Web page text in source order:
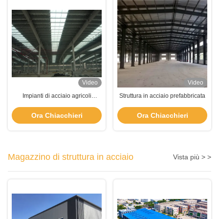
Video
Impianti di acciaio agricoli
Ora Chiacchieri
Video
Struttura in acciaio prefabbricata
Ora Chiacchieri
Magazzino di struttura in acciaio Vista più > >